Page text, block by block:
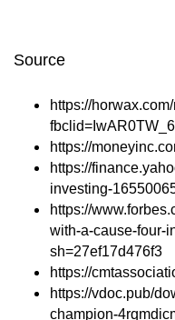
Source
https://
https://
https://
investing-
https://
with-a-cause-four-
sh=27ef17d476f3
https://
https://vdoc.pub/
champion-